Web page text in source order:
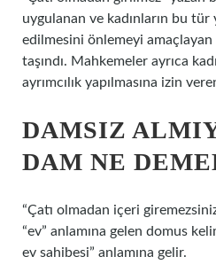
uygulanan ve kadınların bu tür
edilmesini önlemeyi
taşındı. Mahkemeler ayrıca
ayrımcılık yapılmasına izin
DAMSIZ
DAM NE
“Çatı olmadan içeri
“ev” anlamına gelen domus
ev sahibesi” anlamına gelir.